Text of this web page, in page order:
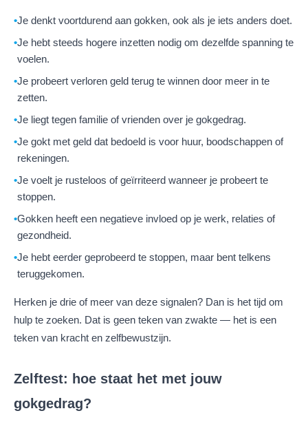
Je denkt voortdurend aan gokken, ook als je iets anders doet.
Je hebt steeds hogere inzetten nodig om dezelfde spanning te
voelen.
Je probeert verloren geld terug te winnen door meer in te
zetten.
Je liegt tegen familie of vrienden over je gokgedrag.
Je gokt met geld dat bedoeld is voor huur, boodschappen of
rekeningen.
Je voelt je rusteloos of geïrriteerd wanneer je probeert te
stoppen.
Gokken heeft een negatieve invloed op je werk, relaties of
gezondheid.
Je hebt eerder geprobeerd te stoppen, maar bent telkens
teruggekomen.
Herken je drie of meer van deze signalen? Dan is het tijd om
hulp te zoeken. Dat is geen teken van zwakte — het is een
teken van kracht en zelfbewustzijn.
Zelftest: hoe staat het met jouw
gokgedrag?